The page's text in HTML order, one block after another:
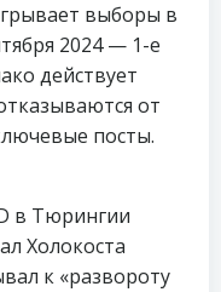
выборы в
2024 — 1-е
действует
от
посты.
в Тюрингии
Холокоста
к «развороту